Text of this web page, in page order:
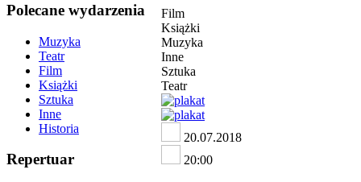
Polecane wydarzenia
Muzyka
Teatr
Film
Książki
Sztuka
Inne
Historia
Repertuar
Film
Książki
Muzyka
Inne
Sztuka
Teatr
20.07.2018
20:00